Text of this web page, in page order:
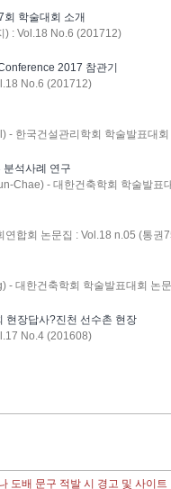
학술대회 소개
) : Vol.18 No.6 (201712)
2017 참관기
No.6 (201712)
- 한국건설관리학회 학술발표대
석사례 연구
Chae) - 대한건축학회 학술발표
합회 논문집 : Vol.18 n.05 (통권
- 대한건축학회 학술발표대회 논
현장답사?진천 선수촌 현장
No.4 (201608)